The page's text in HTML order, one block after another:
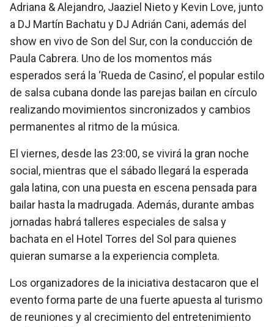
Adriana & Alejandro, Jaaziel Nieto y Kevin Love, junto
a DJ Martín Bachatu y DJ Adrián Cani, además del
show en vivo de Son del Sur, con la conducción de
Paula Cabrera. Uno de los momentos más
esperados será la ‘Rueda de Casino’, el popular estilo
de salsa cubana donde las parejas bailan en círculo
realizando movimientos sincronizados y cambios
permanentes al ritmo de la música.
El viernes, desde las 23:00, se vivirá la gran noche
social, mientras que el sábado llegará la esperada
gala latina, con una puesta en escena pensada para
bailar hasta la madrugada. Además, durante ambas
jornadas habrá talleres especiales de salsa y
bachata en el Hotel Torres del Sol para quienes
quieran sumarse a la experiencia completa.
Los organizadores de la iniciativa destacaron que el
evento forma parte de una fuerte apuesta al turismo
de reuniones y al crecimiento del entretenimiento